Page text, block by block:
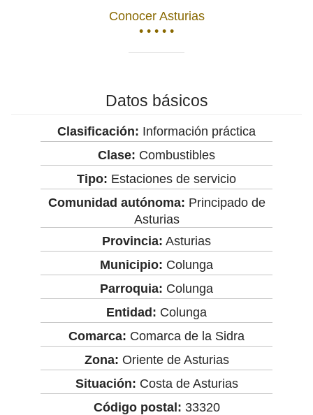
Conocer Asturias
• • • • •
Datos básicos
Clasificación: Información práctica
Clase: Combustibles
Tipo: Estaciones de servicio
Comunidad autónoma: Principado de
Asturias
Provincia: Asturias
Municipio: Colunga
Parroquia: Colunga
Entidad: Colunga
Comarca: Comarca de la Sidra
Zona: Oriente de Asturias
Situación: Costa de Asturias
Código postal: 33320